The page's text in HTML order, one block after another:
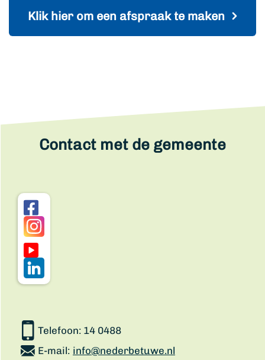
Klik hier om een afspraak te maken
Contact met de gemeente
Telefoon: 14 0488
E-mail: info@nederbetuwe.nl